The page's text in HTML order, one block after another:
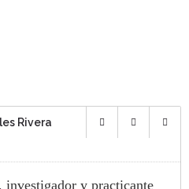
Rivera
investigador y practicante